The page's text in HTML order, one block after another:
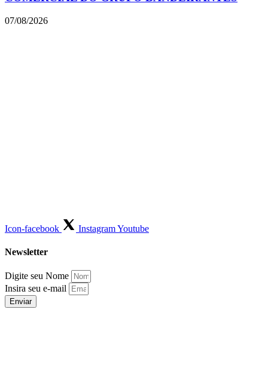
07/08/2026
Icon-facebook InstagramYoutube
Newsletter
Digite seu Nome
Insira seu e-mail
Enviar